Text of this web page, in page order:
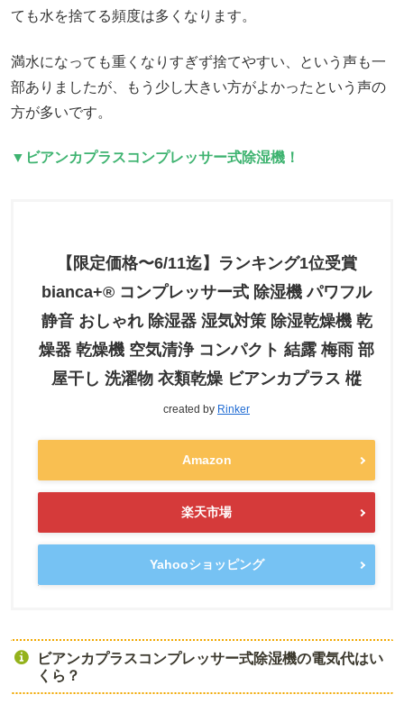
ても水を捨てる頻度は多くなります。
満水になっても重くなりすぎず捨てやすい、という声も一
部ありましたが、もう少し大きい方がよかったという声の
方が多いです。
▼ビアンカプラスコンプレッサー式除湿機！
【限定価格〜6/11迄】ランキング1位受賞
bianca+® コンプレッサー式 除湿機 パワフル
静音 おしゃれ 除湿器 湿気対策 除湿乾燥機 乾
燥器 乾燥機 空気清浄 コンパクト 結露 梅雨 部
屋干し 洗濯物 衣類乾燥 ビアンカプラス 樅
created by Rinker
Amazon
楽天市場
Yahooショッピング
ビアンカプラスコンプレッサー式除湿機の電気代はい
くら？